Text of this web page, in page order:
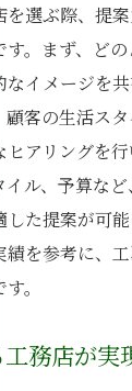
を選ぶ際、提
す。まず、ど
なイメージを
客の生活ス
ヒアリングを
ル、予算な
した提案が可
を参考に、
。
務店が実